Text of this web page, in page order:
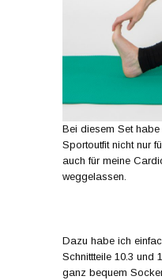
Bei diesem Set
Sportoutfit nicht nur
auch für meine
weggelassen.
Dazu habe ich
Schnittteile 10.3 und
ganz bequem